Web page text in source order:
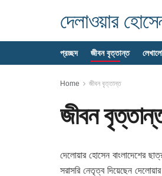
দেলাওয়ার
প্রচ্ছদ জীবন বৃত্তান্ত
Home জীবন বৃত্তান্ত
জীবন
দেলোয়ার হোসেন বাংলাদেশের
সরাসরি নেতৃত্ব দিয়েছেন